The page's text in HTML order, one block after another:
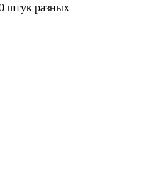
штук разных